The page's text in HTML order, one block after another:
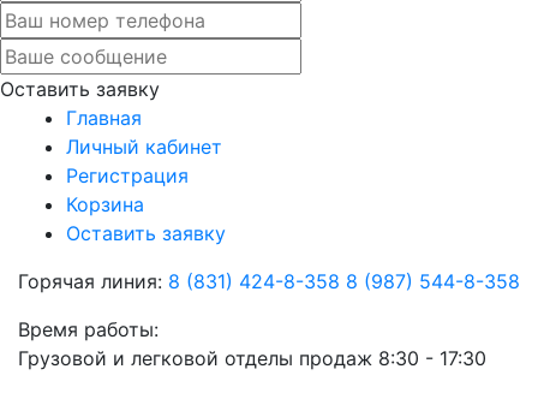
Оставить заявку
Главная
Личный кабинет
Регистрация
Корзина
Оставить заявку
Горячая линия: 8 (831) 424-8-358 8 (987) 544-8-358
Время работы:
Грузовой и легковой отделы продаж 8:30 - 17:30